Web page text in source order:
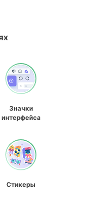
Значки
интерфейса
Стикеры